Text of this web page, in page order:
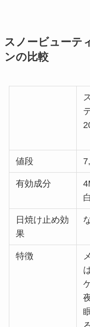
スノービューテ
ンの比較
値段
有効成分
日焼け止め効
果
特徴